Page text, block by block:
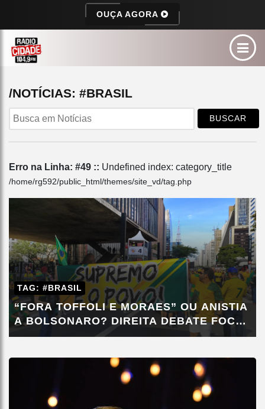
OUÇA AGORA
/NOTÍCIAS: #BRASIL
BUSCAR
Erro na Linha: #49 :: Undefined index: category_title
/home/rg592/public_html/themes/site_vd/tag.php
TAG: #BRASIL
“FORA TOFFOLI E MORAES” OU ANISTIA
A BOLSONARO? DIREITA DEBATE FOCO
DA...